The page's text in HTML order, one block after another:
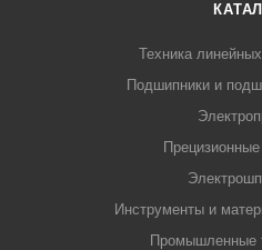
Техника
Подшипники и
Инструменты и
Промышленные